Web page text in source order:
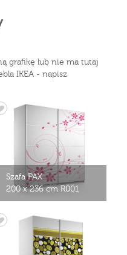
grafikę lub nie ma tutaj
IKEA - napisz
Szafa PAX
200 x 236 cm R001